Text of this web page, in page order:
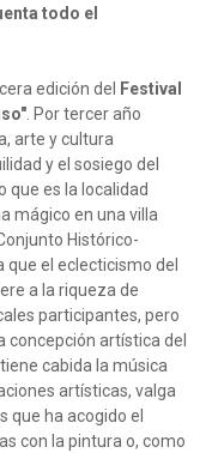
todo el
edición del
Festival
. Por tercer año
arte y cultura
y el sosiego del
es la localidad
mágico en una villa
Histórico-
el eclecticismo del
a la riqueza de
participantes, pero
concepción artística del
cabida la música
artísticas, valga
que ha acogido el
con la pintura o, como